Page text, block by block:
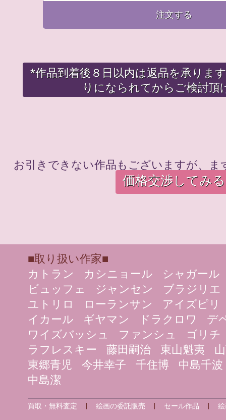
注文する
*作品到着後８日以内は返品を承りま
りになられてからご検討頂
お引きできない作品もございますが、
価格交渉してみる
■取り扱い作家■
カトラン
カシニョール
シャガール
ビュッフェ
ジャンセン
ブラジリエ
ユトリロ
ローランサン
アイズピリ
イカール
ギヤマン ドラクロワ
デ
ワイズバッシュ
ファンシュ
ゴリチ
ラフレスキー
藤田嗣治 東山魁夷
東郷青児
今井幸子 千住博
中島千波
中島潔
買取・無料査定 |絵画の委託販売 セール作品 |